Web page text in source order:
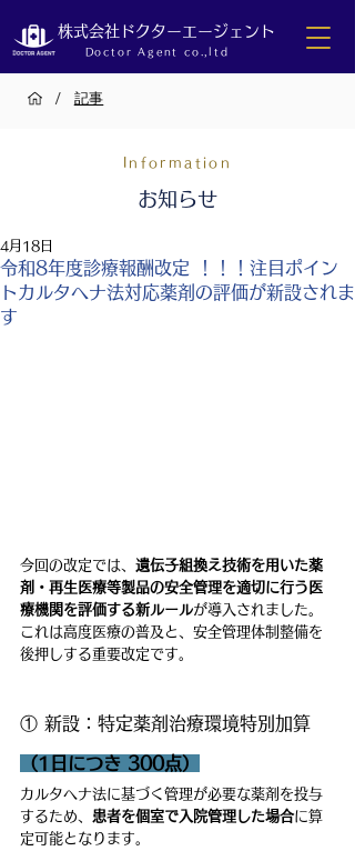
株式会社ドクターエージェント
Doctor Agent co.,ltd
/ 記事
Information
お知らせ
令和8年度診療報酬改定 ！！！注目ポイン
トカルタヘナ法対応薬剤の評価が新設されま
す
4月18日
今回の改定では、 遺伝子組換え技術を用いた薬
剤・再生医療等製品の安全管理を適切に行う医
療機関を評価する新ルールが導入されました。
これは高度医療の普及と、安全管理体制整備を
後押しする重要改定です。
① 新設：特定薬剤治療環境特別加算
（1日につき 300点）
カルタヘナ法に基づく管理が必要な薬剤を投与
するため、 患者を個室で入院管理した場合に算
定可能となります。